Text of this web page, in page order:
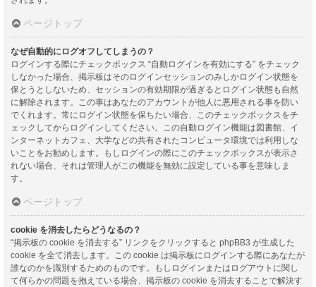
ページトップ
なぜ自動的にログオフしてしまうの？
ログインする際にチェックボックス “自動ログインを有効にする” をチェック
しなかった場合、掲示板はそのログインセッションのみしかログイン状態を
保とうとしないため、セッションの有効期限が過ぎるとログイン状態も自然
に解除されます。この事はあなたのアカウントが他人に悪用される事を防い
でくれます。常にログイン状態を保ちたい場合、このチェックボックスをチ
ェックしてからログインしてください。この自動ログイン機能は図書館、イ
ンターネットカフェ、大学などの共有されたコンピュータ環境では利用しな
いことをお勧めします。もしログインの際にこのチェックボックスが表示さ
れない場合、それは管理人がこの機能を無効に設定している事を意味しま
す。
ページトップ
cookie を消去したらどうなるの？
“掲示板の cookie を消去する” リンクをクリックすると phpBB3 が生成した
cookie を全て消去します。この cookie は掲示板にログインする際にあなたが
誰なのかを識別するためのものです。もしログインまたはログアウトに関し
て何らかの問題を抱えている場合、掲示板の cookie を消去することで解決す